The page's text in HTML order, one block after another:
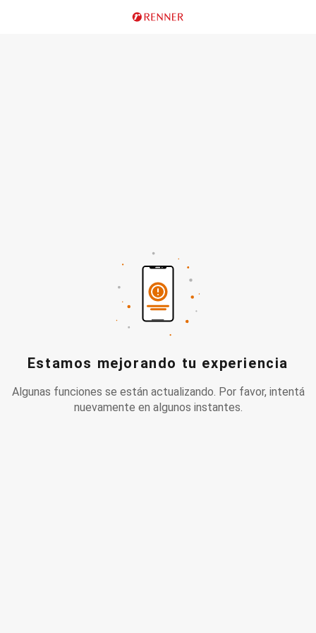
Estamos mejorando tu experiencia
Algunas funciones se están actualizando. Por favor, intentá
nuevamente en algunos instantes.